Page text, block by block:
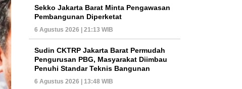
Sekko Jakarta Barat Minta Pengawasan
Pembangunan Diperketat
6 Agustus 2026 | 21:13 WIB
Sudin CKTRP Jakarta Barat Permudah
Pengurusan PBG, Masyarakat Diimbau
Penuhi Standar Teknis Bangunan
6 Agustus 2026 | 13:48 WIB